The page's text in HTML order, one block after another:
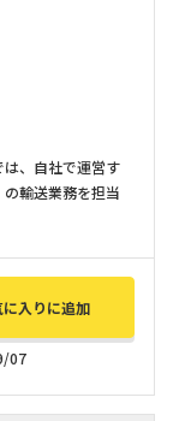
、自社で運営す
輸送業務を担当
に入りに追加
07